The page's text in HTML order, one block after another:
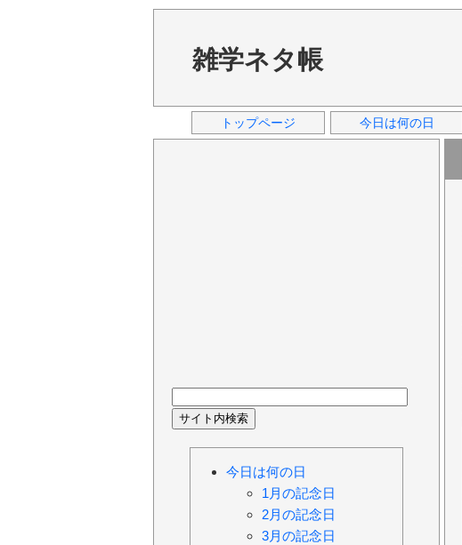
雑学ネタ帳
トップページ 今日は何の日
今日は何の日
1月の記念日
2月の記念日
3月の記念日